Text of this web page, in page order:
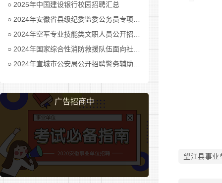
2025年中国建设银行校园招聘汇总
2024年安徽省县级纪委监委公务员专项招考公告及职位表汇总
2024年空军专业技能类文职人员公开招考公告
2024年国家综合性消防救援队伍面向社会招录消防员公告
2024年宣城市公安局公开招聘警务辅助人员公告
广告招商中
望江县事业